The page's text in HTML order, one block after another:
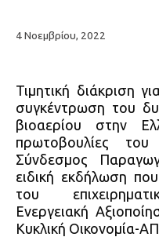
4 Νοεμβρίου, 2022
Τιμητική διάκριση
συγκέντρωση του
βιοαερίου στην
πρωτοβουλίες
Σύνδεσμος
ειδική εκδήλωση
του
Ενεργειακή
Κυκλική Οικονομία-